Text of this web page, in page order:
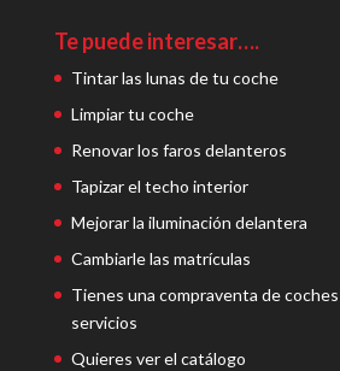
Te puede interesar….
Tintar las lunas de tu coche
Limpiar tu coche
Renovar los faros delanteros
Tapizar el techo interior
Mejorar la iluminación delantera
Cambiarle las matrículas
Tienes una compraventa de
servicios
Quieres ver el catálogo